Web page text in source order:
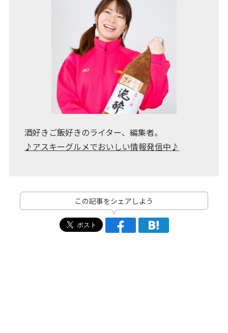
酒好きご飯好きのライター、編集者。
♪アスキーグルメでおいしい情報発信中♪
この記事をシェアしよう